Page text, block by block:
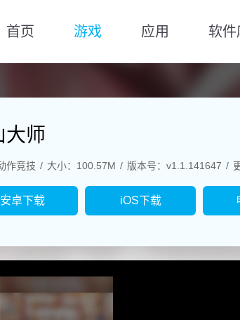
首页 游戏 应用 软件
大师
作竞技 大小：100.57M 版本号：v1.1.141647
安卓下载 iOS下载